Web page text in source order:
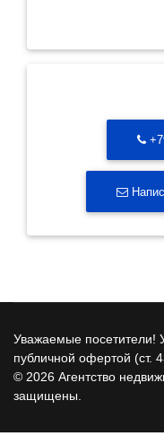
Уважаемые посетители!
публичной офертой (ст.
© 2026 Агентство
защищены.